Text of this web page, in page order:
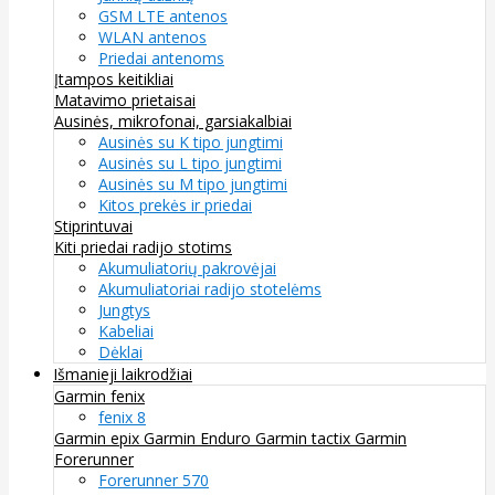
GSM LTE antenos
WLAN antenos
Priedai antenoms
Įtampos keitikliai
Matavimo prietaisai
Ausinės, mikrofonai, garsiakalbiai
Ausinės su K tipo jungtimi
Ausinės su L tipo jungtimi
Ausinės su M tipo jungtimi
Kitos prekės ir priedai
Stiprintuvai
Kiti priedai radijo stotims
Akumuliatorių pakrovėjai
Akumuliatoriai radijo stotelėms
Jungtys
Kabeliai
Dėklai
Išmanieji laikrodžiai
Garmin fenix
fenix 8
Garmin epix Garmin Enduro Garmin tactix Garmin
Forerunner
Forerunner 570